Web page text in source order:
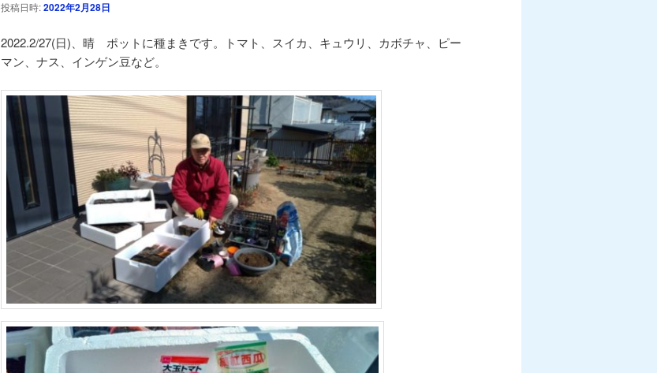
投稿日時:2022年2月28日
2022.2/27(日)、晴 ポットに種まきです。トマト、スイカ、キュウリ、カボチャ、ピー
マン、ナス、インゲン豆など。